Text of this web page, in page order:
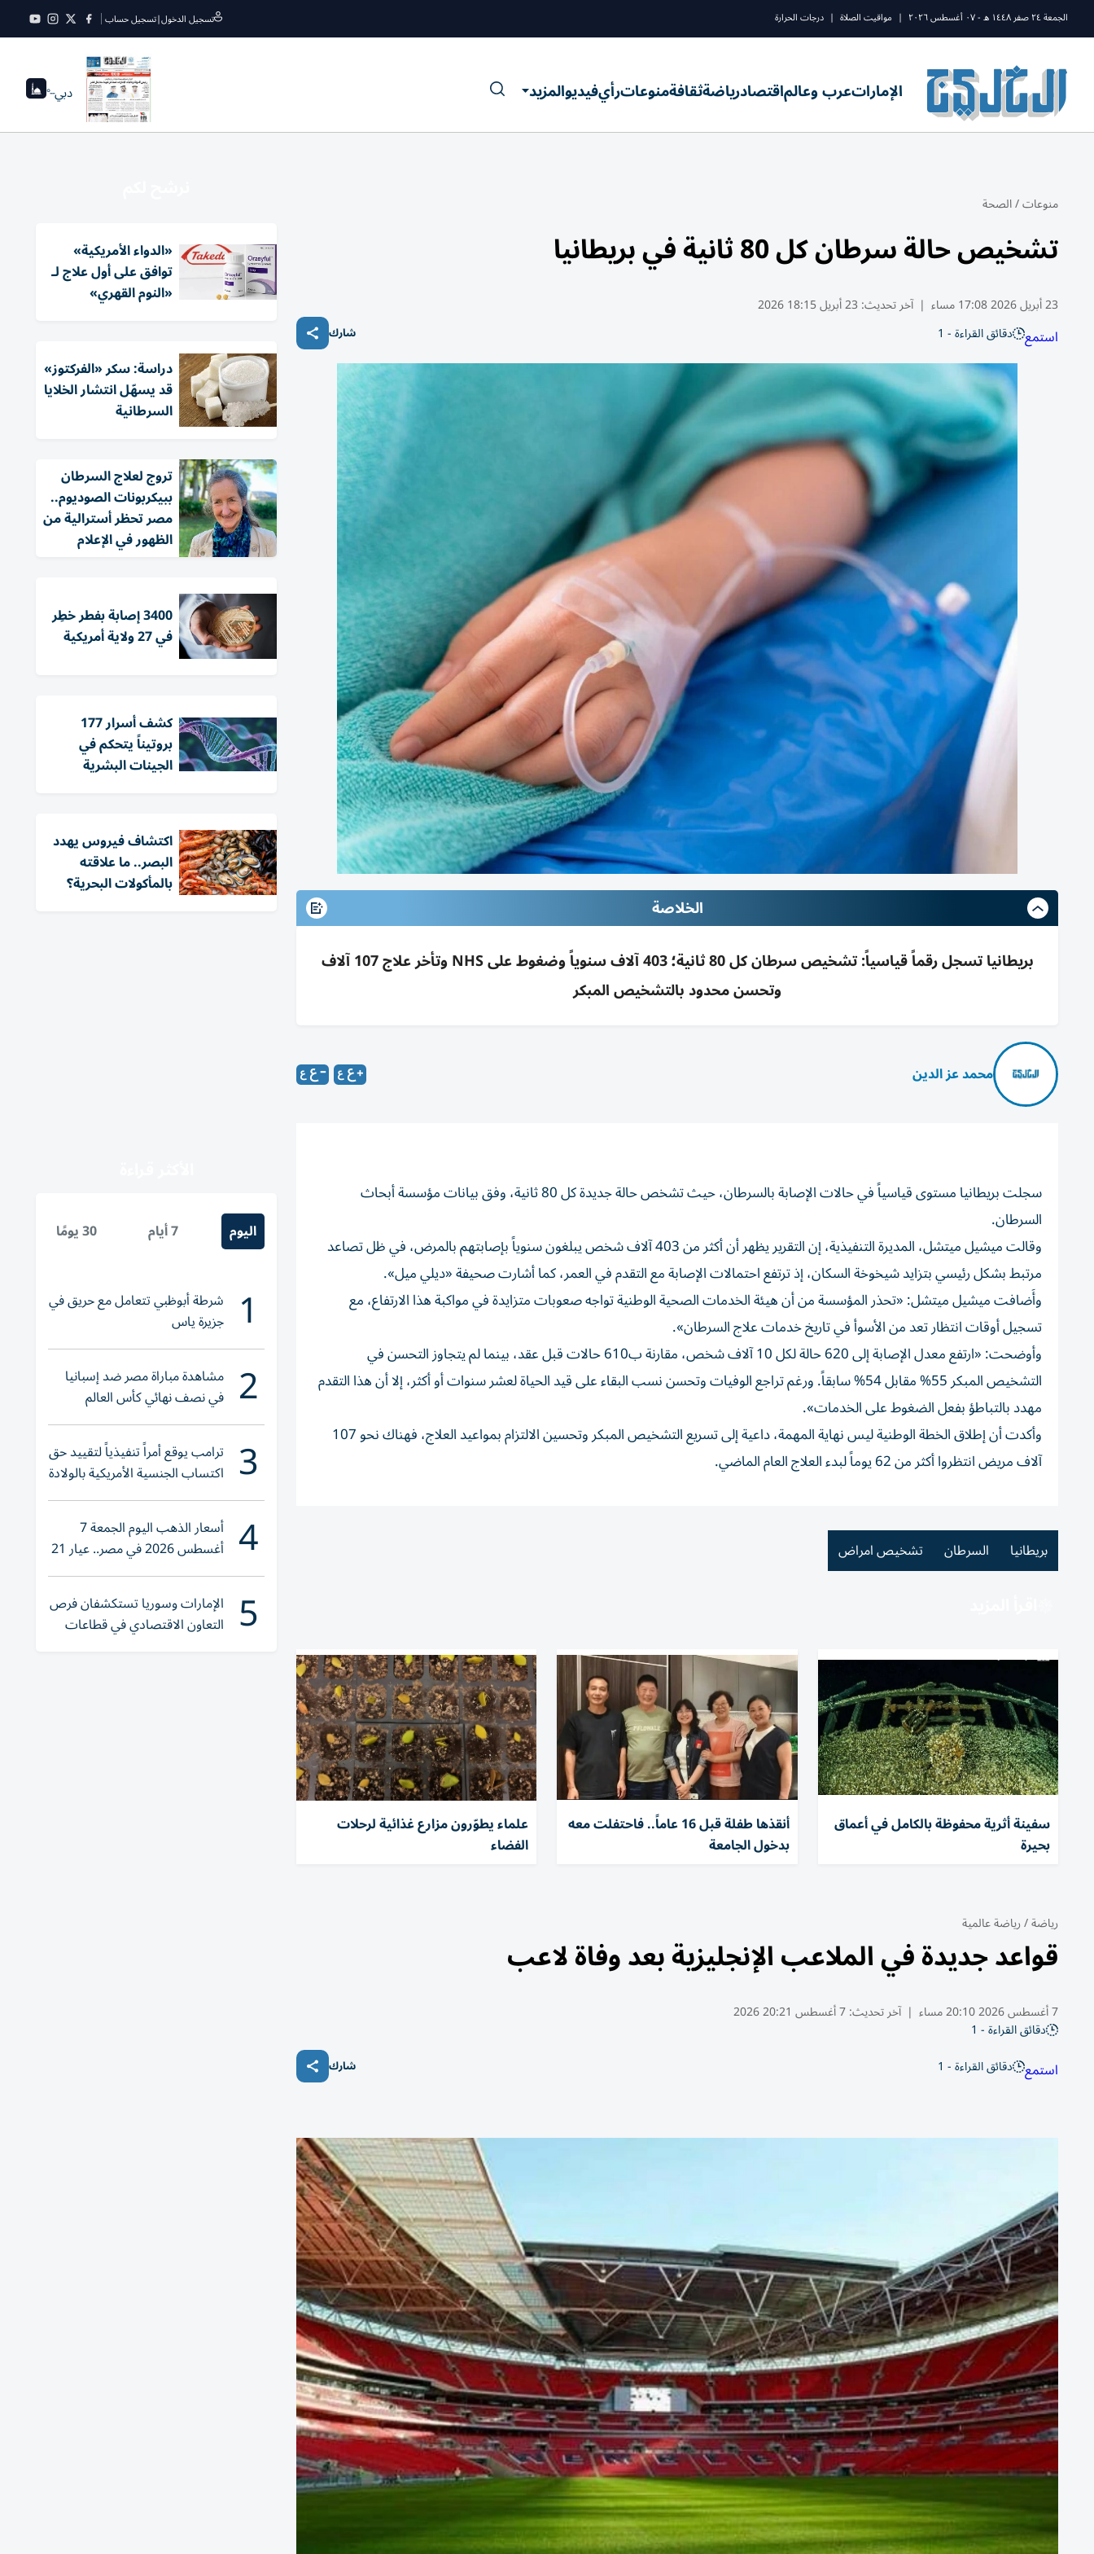
الجمعة ٢٤ صفر ١٤٤٨ ه - ٠٧ أغسطس ٢٠٢٦ | مواقيت الصلاة | درجات الحرارة تسجيل الدخول|تسجيل حساب
الإماراتعرب وعالماقتصادرياضةثقافةمنوعاترأيفيديوالمزيد دبي--°
منوعات/الصحة
تشخيص حالة سرطان كل 80 ثانية في بريطانيا
23 أبريل 2026 17:08 مساء | آخر تحديث: 23 أبريل 18:15 2026
استمع دقائق القراءة - 1 شارك
الخلاصة
بريطانيا تسجل رقماً قياسياً: تشخيص سرطان كل 80 ثانية؛ 403 آلاف سنوياً وضغوط على NHS وتأخر علاج 107 آلاف
وتحسن محدود بالتشخيص المبكر
محمد عز الدين
سجلت بريطانيا مستوى قياسياً في حالات الإصابة بالسرطان، حيث تشخص حالة جديدة كل 80 ثانية، وفق بيانات مؤسسة أبحاث
السرطان.
وقالت ميشيل ميتشل، المديرة التنفيذية، إن التقرير يظهر أن أكثر من 403 آلاف شخص يبلغون سنوياً بإصابتهم بالمرض، في ظل تصاعد
مرتبط بشكل رئيسي بتزايد شيخوخة السكان، إذ ترتفع احتمالات الإصابة مع التقدم في العمر، كما أشارت صحيفة «ديلي ميل».
وأَضافت ميشيل ميتشل: «تحذر المؤسسة من أن هيئة الخدمات الصحية الوطنية تواجه صعوبات متزايدة في مواكبة هذا الارتفاع، مع
تسجيل أوقات انتظار تعد من الأسوأ في تاريخ خدمات علاج السرطان».
وأوضحت: «ارتفع معدل الإصابة إلى 620 حالة لكل 10 آلاف شخص، مقارنة ب610 حالات قبل عقد، بينما لم يتجاوز التحسن في
التشخيص المبكر 55% مقابل 54% سابقاً. ورغم تراجع الوفيات وتحسن نسب البقاء على قيد الحياة لعشر سنوات أو أكثر، إلا أن هذا التقدم
مهدد بالتباطؤ بفعل الضغوط على الخدمات».
وأكدت أن إطلاق الخطة الوطنية ليس نهاية المهمة، داعية إلى تسريع التشخيص المبكر وتحسين الالتزام بمواعيد العلاج، فهناك نحو 107
آلاف مريض انتظروا أكثر من 62 يوماً لبدء العلاج العام الماضي.
بريطانيا السرطان تشخيص امراض
سفينة أثرية محفوظة بالكامل في أعماق
بحيرة
أنقذها طفلة قبل 16 عاماً.. فاحتفلت معه
بدخول الجامعة
علماء يطوّرون مزارع غذائية لرحلات
الفضاء
رياضة/رياضة عالمية
قواعد جديدة في الملاعب الإنجليزية بعد وفاة لاعب
7 أغسطس 2026 20:10 مساء | آخر تحديث:7 أغسطس 20:21 2026
دقائق القراءة - 1
استمع دقائق القراءة - 1 شارك
«الدواء الأمريكية»
توافق على أول علاج لـ
«النوم القهري»
دراسة: سكر «الفركتوز»
قد يسهّل انتشار الخلايا
السرطانية
تروج لعلاج السرطان
ببيكربونات الصوديوم..
مصر تحظر أسترالية من
الظهور في الإعلام
3400 إصابة بفطر خطِر
في 27 ولاية أمريكية
كشف أسرار 177
بروتيناً يتحكم في
الجينات البشرية
اكتشاف فيروس يهدد
البصر.. ما علاقته
بالمأكولات البحرية؟
اليوم 7 أيام 30 يومًا
1 شرطة أبوظبي تتعامل مع حريق في
جزيرة ياس
2 مشاهدة مباراة مصر ضد إسبانيا
في نصف نهائي كأس العالم
لناشئات اليد 2026
3 ترامب يوقع أمراً تنفيذياً لتقييد حق
اكتساب الجنسية الأمريكية بالولادة
4 أسعار الذهب اليوم الجمعة 7
أغسطس 2026 في مصر.. عيار 21
يقترب من هذا الرقم
5 الإمارات وسوريا تستكشفان فرص
التعاون الاقتصادي في قطاعات